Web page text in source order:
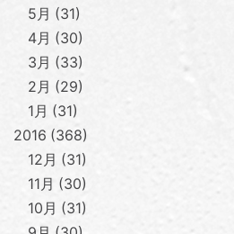
5月
31
4月
30
3月
33
2月
29
1月
31
2016 368
12月
31
11月
30
10月
31